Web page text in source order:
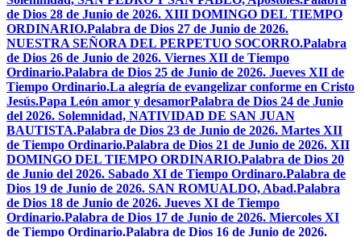
de Dios 28 de Junio de 2026. XIII DOMINGO DEL TIEMPO
ORDINARIO.Palabra de Dios 27 de Junio de 2026.
NUESTRA SEÑORA DEL PERPETUO SOCORRO.Palabra
de Dios 26 de Junio de 2026. Viernes XII de Tiempo
Ordinario.Palabra de Dios 25 de Junio de 2026. Jueves XII de
Tiempo Ordinario.La alegría de evangelizar conforme en Cristo
Jesús.Papa León amor y desamorPalabra de Dios 24 de Junio
del 2026. Solemnidad, NATIVIDAD DE SAN JUAN
BAUTISTA.Palabra de Dios 23 de Junio de 2026. Martes XII
de Tiempo Ordinario.Palabra de Dios 21 de Junio de 2026. XII
DOMINGO DEL TIEMPO ORDINARIO.Palabra de Dios 20
de Junio del 2026. Sabado XI de Tiempo Ordinaro.Palabra de
Dios 19 de Junio de 2026. SAN ROMUALDO, Abad.Palabra
de Dios 18 de Junio de 2026. Jueves XI de Tiempo
Ordinario.Palabra de Dios 17 de Junio de 2026. Miercoles XI
de Tiempo Ordinario.Palabra de Dios 16 de Junio de 2026.